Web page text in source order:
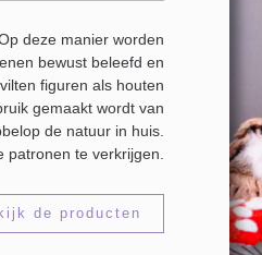
deze manier worden
bewust beleefd en
figuren als houten
gemaakt wordt van
de natuur in huis.
patronen te verkrijgen.
de producten